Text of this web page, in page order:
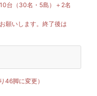
台（30名・5島）＋2名
願いします。終了後は
脚に変更）